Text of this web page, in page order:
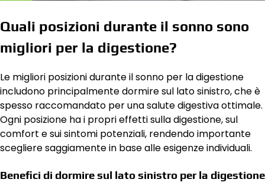
Quali posizioni durante il sonno sono
migliori per la digestione?
Le migliori posizioni durante il sonno per la digestione
includono principalmente dormire sul lato sinistro, che è
spesso raccomandato per una salute digestiva ottimale.
Ogni posizione ha i propri effetti sulla digestione, sul
comfort e sui sintomi potenziali, rendendo importante
scegliere saggiamente in base alle esigenze individuali.
Benefici di dormire sul lato sinistro per la digestione